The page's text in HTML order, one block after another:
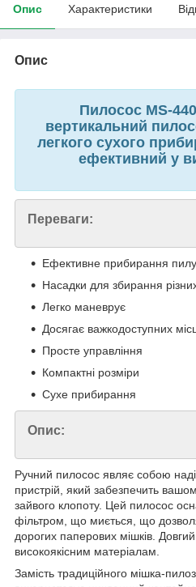
Опис Характеристики
Опис
Пилосос MS-
вертикальний
легкого сухого
ефективний у
Переваги:
Ефективне прибирання
Насадки для збирання
Легко маневрує
Досягає важкодоступних
Просте управління
Компактні розміри
Сухе прибирання
Опис:
Ручний пилосос являє собою
пристрій, який забезпечить
зайвого клопоту. Цей пилосос
фільтром, що миється, що
дорогих паперових мішків.
високоякісним матеріалам.
Замість традиційного мішка-